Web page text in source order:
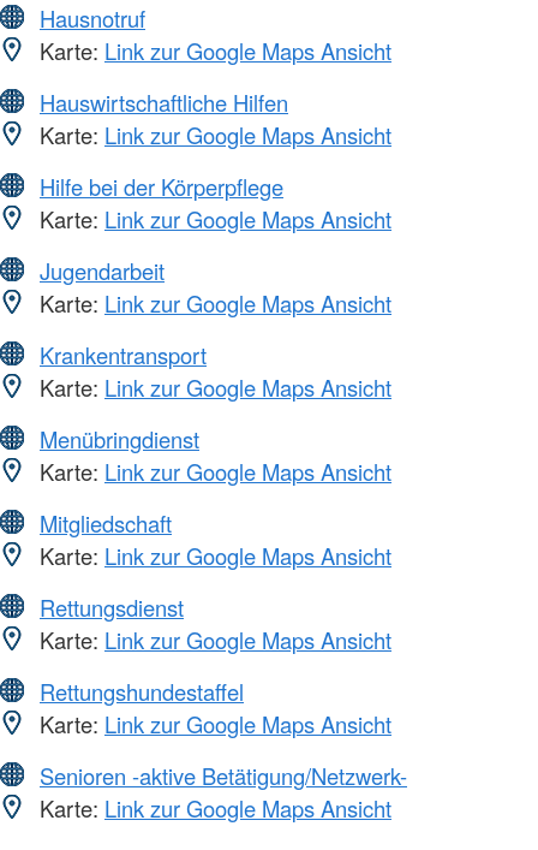
Hausnotruf
Karte: Link zur Google Maps Ansicht
Hauswirtschaftliche Hilfen
Karte: Link zur Google Maps Ansicht
Hilfe bei der Körperpflege
Karte: Link zur Google Maps Ansicht
Jugendarbeit
Karte: Link zur Google Maps Ansicht
Krankentransport
Karte: Link zur Google Maps Ansicht
Menübringdienst
Karte: Link zur Google Maps Ansicht
Mitgliedschaft
Karte: Link zur Google Maps Ansicht
Rettungsdienst
Karte: Link zur Google Maps Ansicht
Rettungshundestaffel
Karte: Link zur Google Maps Ansicht
Senioren -aktive Betätigung/Netzwerk-
Karte: Link zur Google Maps Ansicht